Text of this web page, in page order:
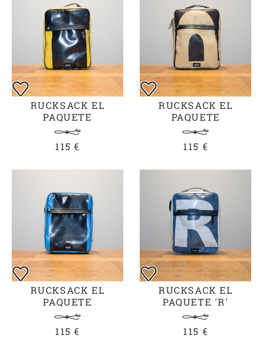
RUCKSACK EL
PAQUETE
GELB/SCHWARZ
115 €
RUCKSACK EL
PAQUETE
BEIGE/SCHWARZ
115 €
RUCKSACK EL
PAQUETE
BLAU/SCHWARZ
115 €
RUCKSACK EL
PAQUETE 'R'
115 €